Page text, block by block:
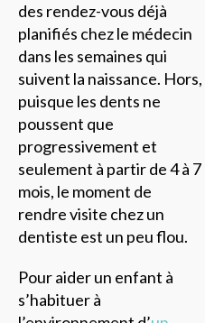
des rendez-vous déjà
planifiés chez le médecin
dans les semaines qui
suivent la naissance. Hors,
puisque les dents ne
poussent que
progressivement et
seulement à partir de 4 à 7
mois, le moment de
rendre visite chez un
dentiste est un peu flou.
Pour aider un enfant à
s’habituer à